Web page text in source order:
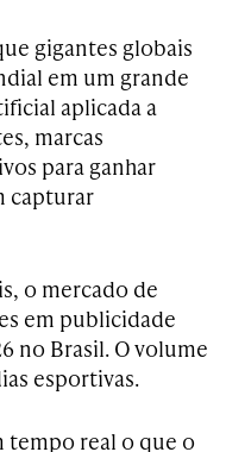
gigantes globais
em um grande
aplicada a
marcas
para ganhar
capturar
o mercado de
em publicidade
no Brasil. O volume
esportivas.
tempo real o que o